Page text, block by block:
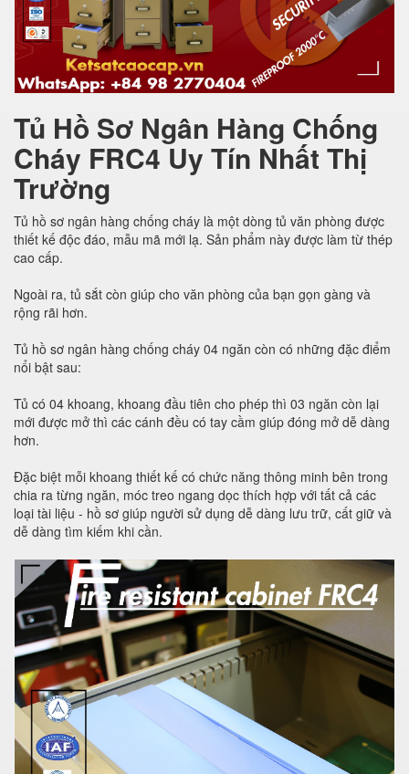
Tủ Hồ Sơ Ngân Hàng Chống
Cháy FRC4 Uy Tín Nhất Thị
Trường
Tủ hồ sơ ngân hàng chống cháy là một dòng tủ văn phòng được
thiết kế độc đáo, mẫu mã mới lạ. Sản phẩm này được làm từ thép
cao cấp.
Ngoài ra, tủ sắt còn giúp cho văn phòng của bạn gọn gàng và
rộng rãi hơn.
Tủ hồ sơ ngân hàng chống cháy 04 ngăn còn có những đặc điểm
nổi bật sau:
Tủ có 04 khoang, khoang đầu tiên cho phép thì 03 ngăn còn lại
mới được mở thì các cánh đều có tay cầm giúp đóng mở dễ dàng
hơn.
Đặc biệt mỗi khoang thiết kế có chức năng thông minh bên trong
chia ra từng ngăn, móc treo ngang dọc thích hợp với tất cả các
loại tài liệu - hồ sơ giúp người sử dụng dễ dàng lưu trữ, cất giữ và
dễ dàng tìm kiếm khi cần.